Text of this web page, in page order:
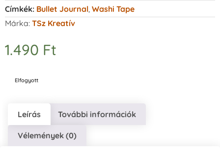
Címkék: Bullet Journal Washi Tape
Márka: TSz Kreatív
1.490 Ft
Elfogyott
Leírás További információk
Vélemények (0)